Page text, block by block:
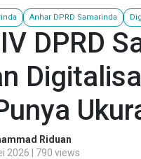
Anhar DPRD Samarinda
DPRD
Riduan
2026 | 790 views